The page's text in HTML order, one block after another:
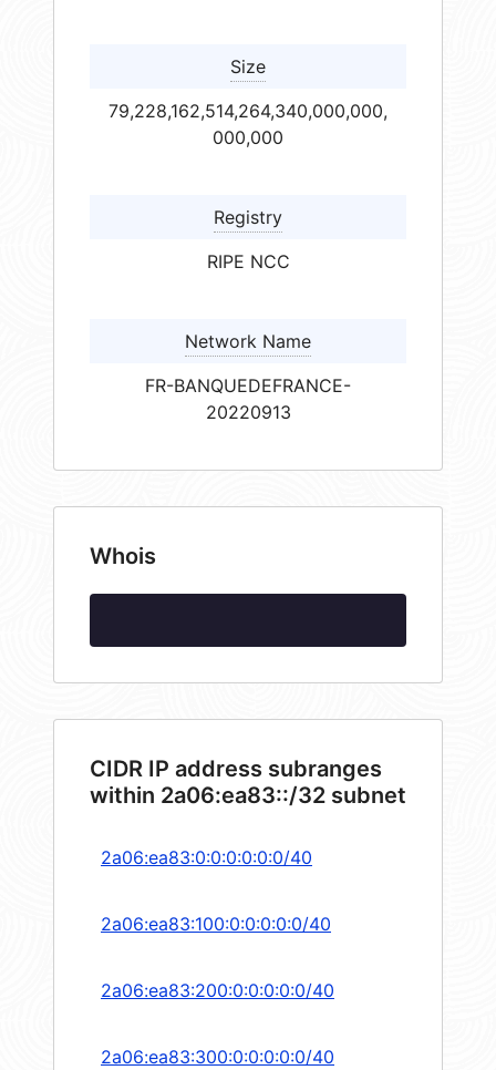
Size
79,228,162,514,264,340,000,000,
000,000
Registry
RIPE NCC
Network Name
FR-BANQUEDEFRANCE-
20220913
Whois
CIDR IP address subranges
within 2a06:ea83::/32 subnet
2a06:ea83:0:0:0:0:0:0/40
2a06:ea83:100:0:0:0:0:0/40
2a06:ea83:200:0:0:0:0:0/40
2a06:ea83:300:0:0:0:0:0/40